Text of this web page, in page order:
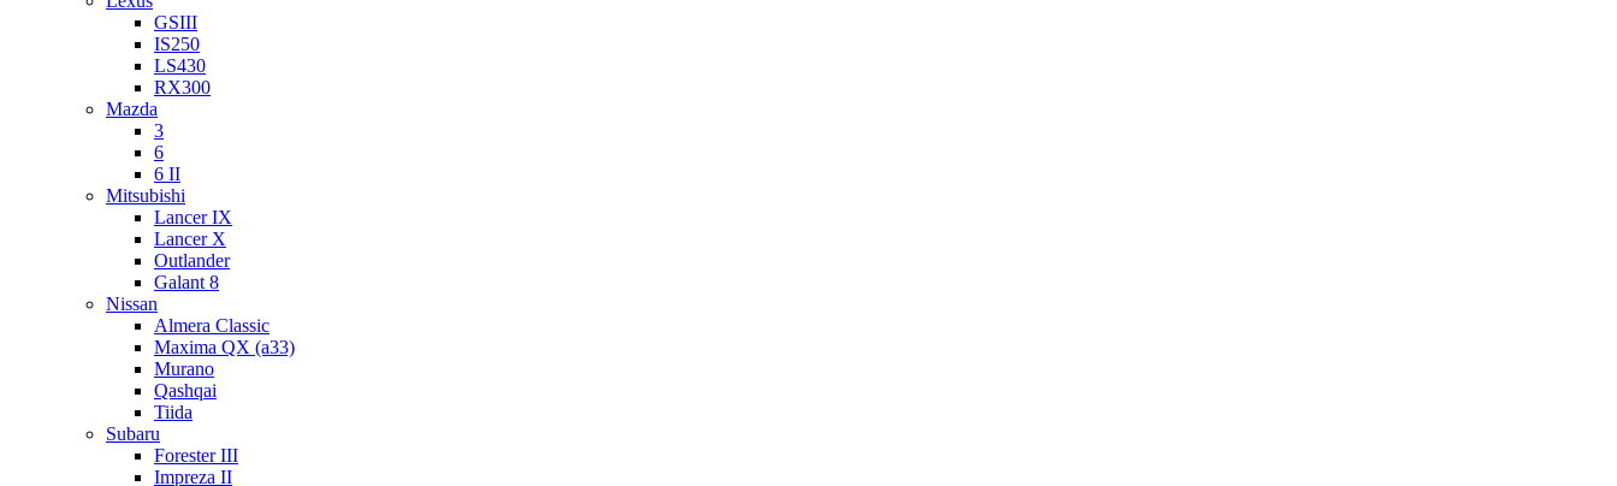
GSIII
IS250
LS430
RX300
Mazda
3
6
6 II
Mitsubishi
Lancer IX
Lancer X
Outlander
Galant 8
Nissan
Almera Classic
Maxima QX (a33)
Murano
Qashqai
Tiida
Subaru
Forester III
Impreza II